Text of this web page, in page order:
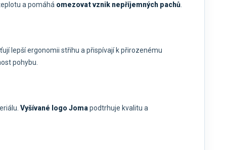
a pomáhá omezovat vznik nepříjemných pachů.
lepší ergonomii střihu a přispívají k přirozenému
pohybu.
Vyšívané logo Jomapodtrhuje kvalitu a